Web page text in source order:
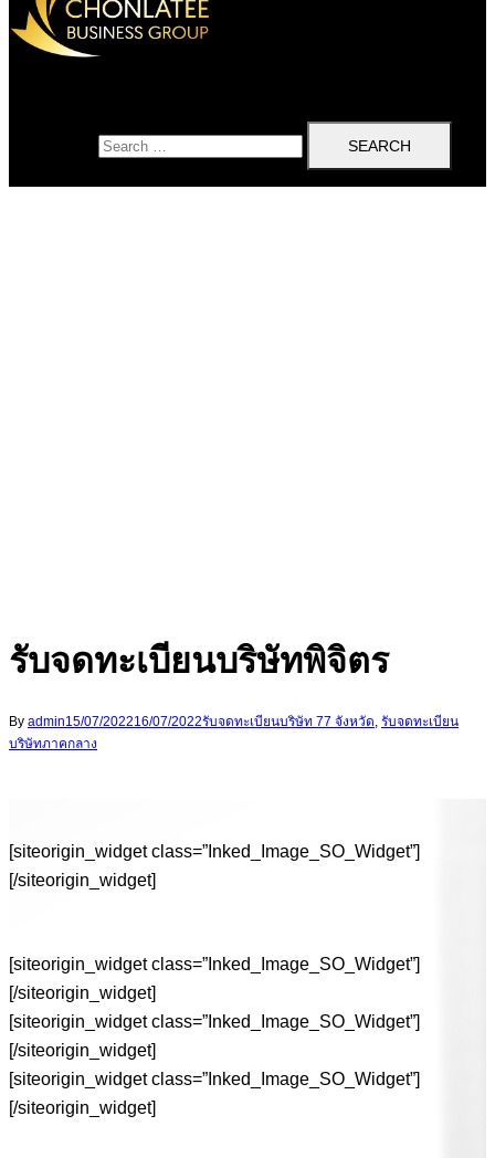
รับจดทะเบียนบริษัทพิจิตร
By admin15/07/202216/07/2022รับจดทะเบียนบริษัท 77 จังหวัด, รับจดทะเบียน
บริษัทภาคกลาง
[siteorigin_widget class=”Inked_Image_SO_Widget”]
[/siteorigin_widget]
[siteorigin_widget class=”Inked_Image_SO_Widget”]
[/siteorigin_widget]
[siteorigin_widget class=”Inked_Image_SO_Widget”]
[/siteorigin_widget]
[siteorigin_widget class=”Inked_Image_SO_Widget”]
[/siteorigin_widget]